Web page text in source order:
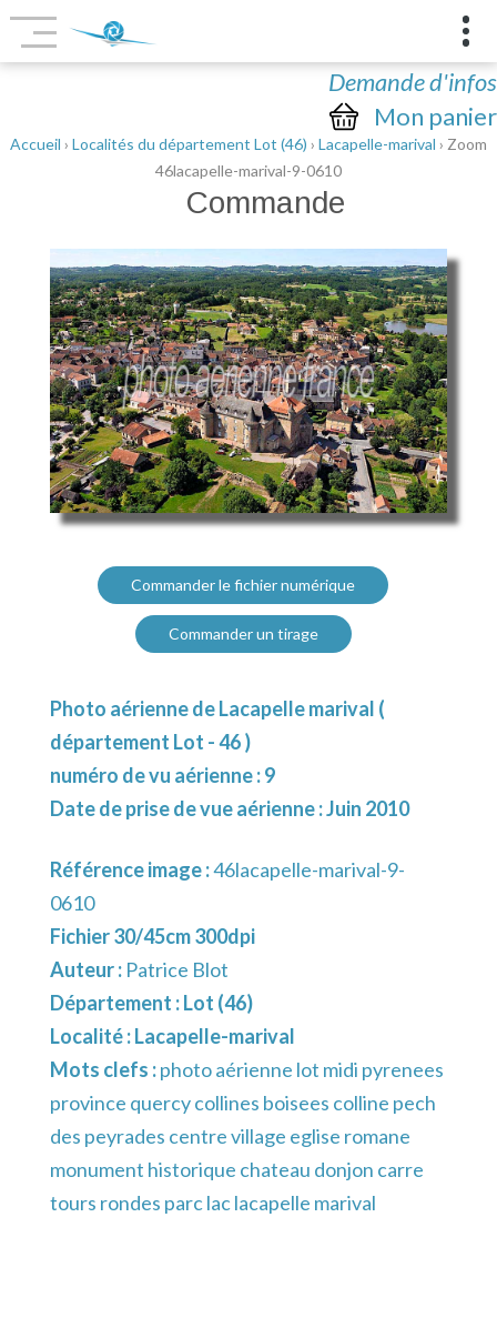
Demande d'infos
Mon panier
Accueil › Localités du département Lot (46) › Lacapelle-marival › Zoom
46lacapelle-marival-9-0610
Commande
Commander le fichier numérique
Commander un tirage
Photo aérienne de Lacapelle marival (
département Lot - 46 )
numéro de vu aérienne : 9
Date de prise de vue aérienne : Juin 2010
Référence image :46lacapelle-marival-9-
0610
Fichier 30/45cm 300dpi
Auteur : Patrice Blot
Département :Lot (46)
Localité :Lacapelle-marival
Mots clefs :photo aérienne lot midi pyrenees
province quercy collines boisees colline pech
des peyrades centre village eglise romane
monument historique chateau donjon carre
tours rondes parc lac lacapelle marival